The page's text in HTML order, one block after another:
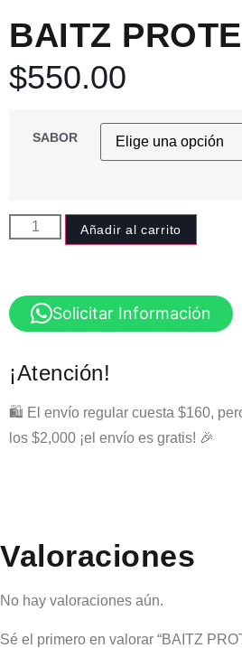
BAITZ
$550.00
SABOR
Añadir al carrito
Solicitar Información
¡Atención!
🛍️ El envío regular cuesta $160,
los $2,000 ¡el envío es gratis! 🎉
Valoraciones
No hay valoraciones aún.
Sé el primero en valorar “BAITZ